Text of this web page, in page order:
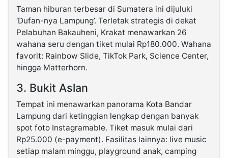
Taman hiburan terbesar di Sumatera ini dijuluki
‘Dufan-nya Lampung’. Terletak strategis di dekat
Pelabuhan Bakauheni, Krakat menawarkan 26
wahana seru dengan tiket mulai Rp180.000. Wahana
favorit: Rainbow Slide, TikTok Park, Science Center,
hingga Matterhorn.
3. Bukit Aslan
Tempat ini menawarkan panorama Kota Bandar
Lampung dari ketinggian lengkap dengan banyak
spot foto Instagramable. Tiket masuk mulai dari
Rp25.000 (e-payment). Fasilitas lainnya: live music
setiap malam minggu, playground anak, camping